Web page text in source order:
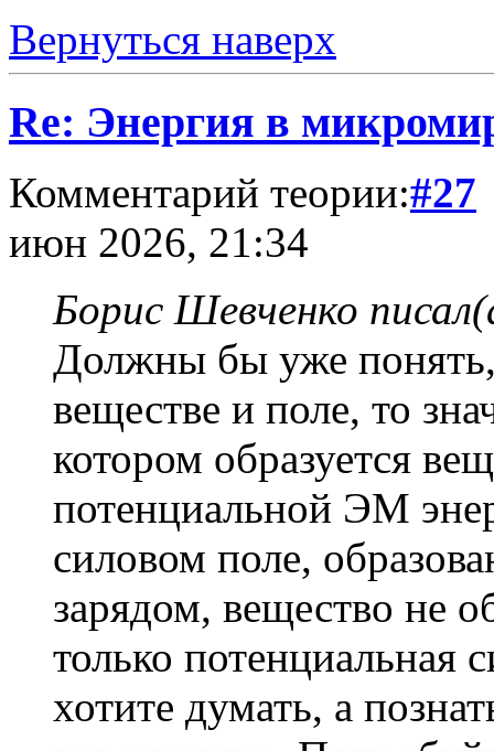
Вернуться наверх
Re: Энергия в
Комментарий теории:#27
июн 2026, 21:34
Борис Шевченко
Должны бы уже понять,
веществе и поле, то
котором образуется
потенциальной ЭМ
силовом поле,
зарядом, вещество не
только потенциальная
хотите думать, а